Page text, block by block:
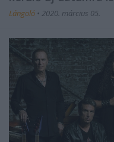
Lángoló • 2020. március 05.